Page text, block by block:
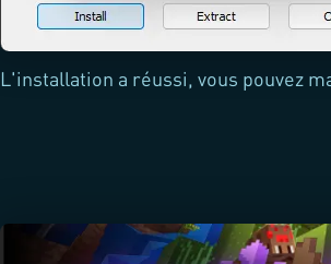
L'installation a réussi, vous pouvez